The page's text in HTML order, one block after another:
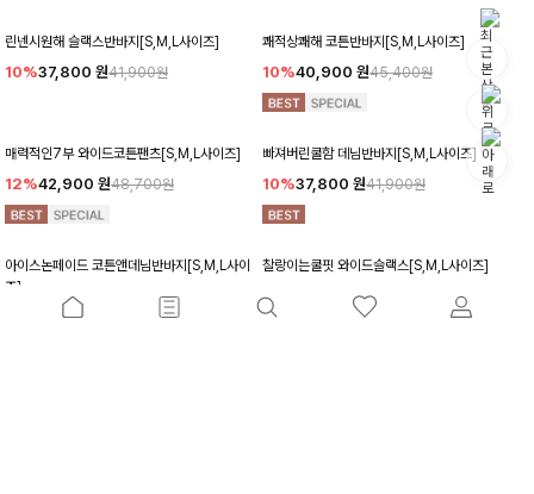
린넨시원해 슬랙스반바지[S,M,L사이즈]
10%37,800 원41,900원
쾌적상쾌해 코튼반바지[S,M,L사이즈]
10%40,900 원45,400원
매력적인7부 와이드코튼팬츠[S,M,L사이즈]
12%42,900 원48,700원
빠져버린쿨함 데님반바지[S,M,L사이즈]
10%37,800 원41,900원
아이스논페이드 코튼앤데님반바지[S,M,L사이
즈]
29,700 32,900원
찰랑이는쿨핏 와이드슬랙스[S,M,L사이즈]
15% 43,900원51,600원